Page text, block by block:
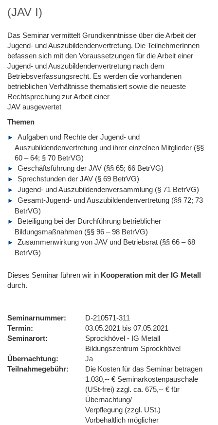
(JAV I)
Das Seminar vermittelt Grundkenntnisse über die Arbeit der
Jugend- und Auszubildendenvertretung. Die TeilnehmerInnen
befassen sich mit den Voraussetzungen für die Arbeit einer
Jugend- und Auszubildendenvertretung nach dem
Betriebsverfassungsrecht. Es werden die vorhandenen
betrieblichen Verhältnisse thematisiert sowie die neueste
Rechtsprechung zur Arbeit einer
JAV ausgewertet
Themen
Aufgaben und Rechte der Jugend- und
Auszubildendenvertretung und ihrer einzelnen Mitglieder (§§
60 – 64; § 70 BetrVG)
Geschäftsführung der JAV (§§ 65; 66 BetrVG)
Sprechstunden der JAV (§ 69 BetrVG)
Jugend- und Auszubildendenversammlung (§ 71 BetrVG)
Gesamt-Jugend- und Auszubildendenvertretung (§§ 72; 73
BetrVG)
Beteiligung bei der Durchführung betrieblicher
Bildungsmaßnahmen (§§ 96 – 98 BetrVG)
Zusammenwirkung von JAV und Betriebsrat (§§ 66 – 68
BetrVG)
Dieses Seminar führen wir in Kooperation mit der IG Metall
durch.
Seminarnummer
D-210571-311
Termin
03.05.2021 bis 07.05.2021
Seminarort
Sprockhövel - IG Metall
Bildungszentrum Sprockhövel
Übernachtung
Ja
Teilnahmegebühr
Die Kosten für das Seminar betragen
1.030,-- € Seminarkostenpauschale
(USt-frei) zzgl. ca. 675,-- € für
Übernachtung/
Verpflegung (zzgl. USt.)
Vorbehaltlich möglicher